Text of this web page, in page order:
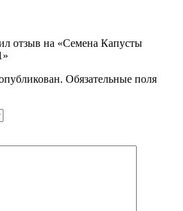
отзыв на «Семена Капусты
Обязательные поля